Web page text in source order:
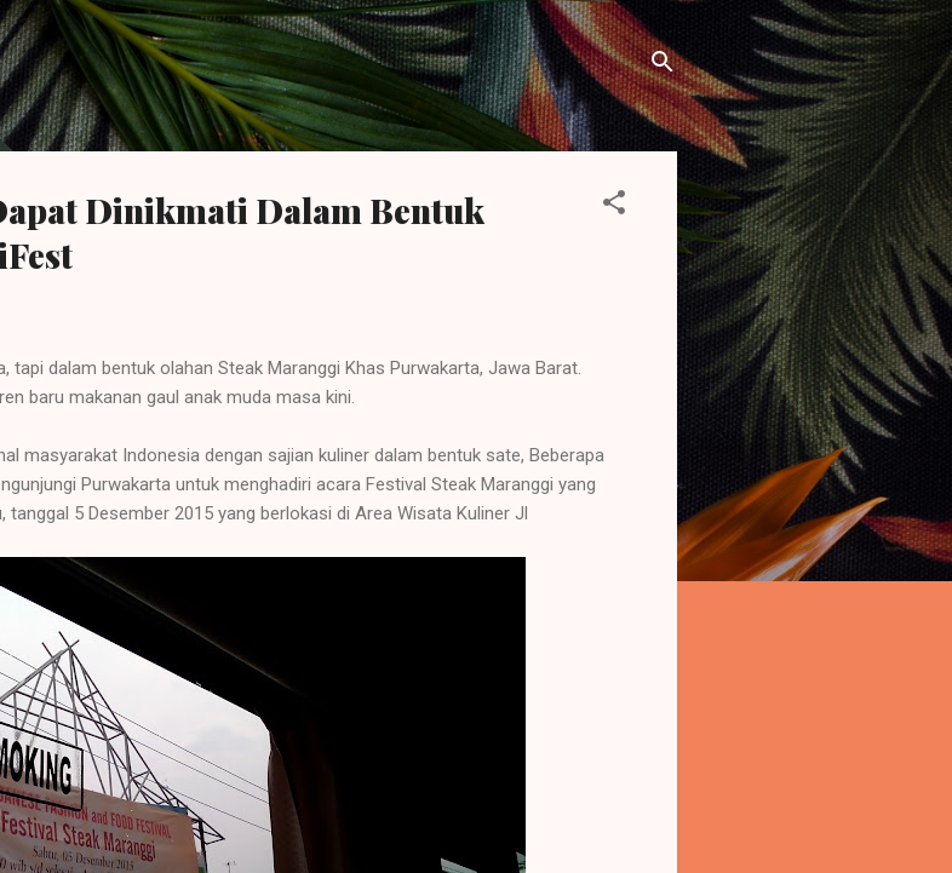
Langsung ke konten utama
Dinikmati Dalam Bentuk
tapi dalam bentuk olahan Steak Maranggi Khas Purwakarta, Jawa Barat.
baru makanan gaul anak muda masa kini.
masyarakat Indonesia dengan sajian kuliner dalam bentuk sate, Beberapa
Purwakarta untuk menghadiri acara Festival Steak Maranggi yang
5 Desember 2015 yang berlokasi di Area Wisata Kuliner Jl